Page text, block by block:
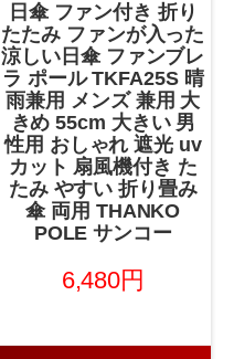
日傘 ファン付き 折り
たたみ ファンが入った
涼しい日傘 ファンブレ
ラ ポール TKFA25S 晴
雨兼用 メンズ 兼用 大
きめ 55cm 大きい 男
性用 おしゃれ 遮光 uv
カット 扇風機付き た
たみ やすい 折り畳み
傘 両用 THANKO
POLE サンコー
6,480円